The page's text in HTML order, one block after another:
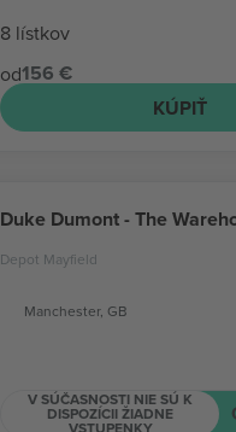
8 lístkov
od156 €
KÚPIŤ
Duke Dumont - The
Depot Mayfield
Manchester, GB
V SÚČASNOSTI NIE SÚ K
DISPOZÍCII ŽIADNE
VSTUPENKY